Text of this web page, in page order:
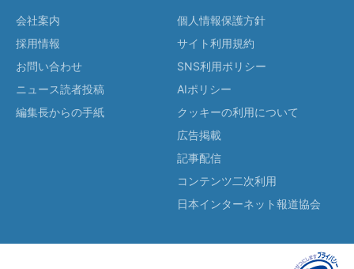
会社案内
採用情報
お問い合わせ
ニュース読者投稿
編集長からの手紙
個人情報保護方針
サイト利用規約
SNS利用ポリシー
AIポリシー
クッキーの利用について
広告掲載
記事配信
コンテンツ二次利用
日本インターネット報道協会